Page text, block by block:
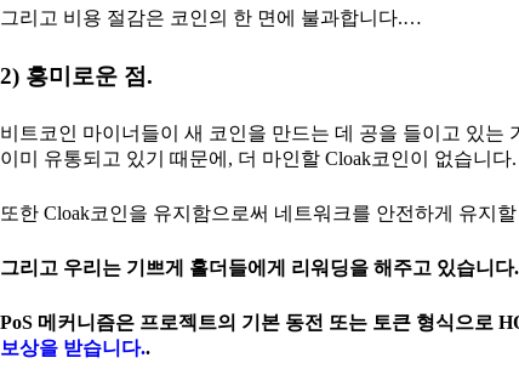
그리고 비용 절감은 코인의 한 면에 불과합니다.…
2) 흥미로운 점.
비트코인 마이너들이 새 코인을 만드는 데 공을 들이고 있는
이미 유통되고 있기 때문에, 더 마인할 Cloak코인이 없습니다.
또한 Cloak코인을 유지함으로써 네트워크를 안전하게 유지
그리고 우리는 기쁘게 홀더들에게 리워딩을 해주고 있습니다.
PoS 메커니즘은 프로젝트의 기본 동전 또는 토큰 형식으로
보상을 받습니다..